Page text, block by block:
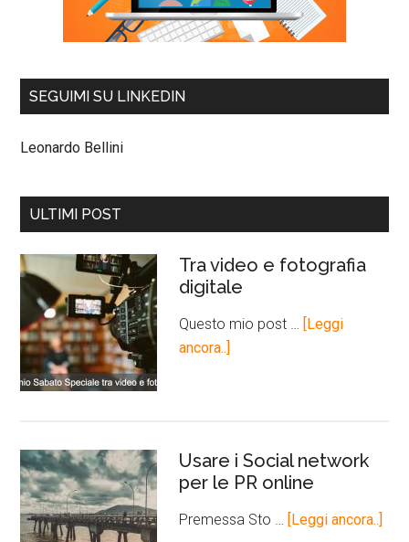
SEGUIMI SU LINKEDIN
Leonardo Bellini
ULTIMI POST
Tra video e fotografia
digitale
Questo mio post … [Leggi
ancora..]
Usare i Social network
per le PR online
Premessa Sto … [Leggi ancora..]